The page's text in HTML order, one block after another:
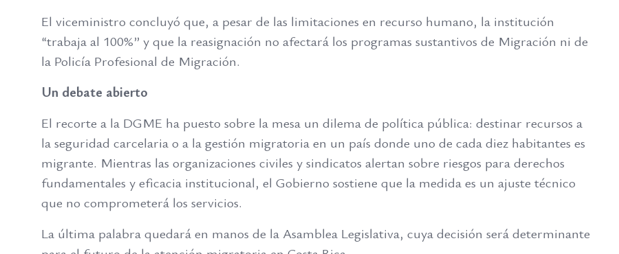
El viceministro concluyó que, a pesar de las limitaciones en recurso humano, la institución
“trabaja al 100%” y que la reasignación no afectará los programas sustantivos de Migración ni de
la Policía Profesional de Migración.
Un debate abierto
El recorte a la DGME ha puesto sobre la mesa un dilema de política pública: destinar recursos a
la seguridad carcelaria o a la gestión migratoria en un país donde uno de cada diez habitantes es
migrante. Mientras las organizaciones civiles y sindicatos alertan sobre riesgos para derechos
fundamentales y eficacia institucional, el Gobierno sostiene que la medida es un ajuste técnico
que no comprometerá los servicios.
La última palabra quedará en manos de la Asamblea Legislativa, cuya decisión será determinante